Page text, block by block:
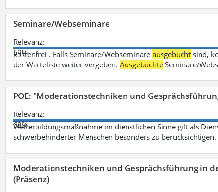
Seminare/Webseminare
Relevanz:
69%
kostenfrei . Falls Seminare/Webseminareausgebucht sind,
der Warteliste weiter vergeben.Ausgebuchte Seminare/
POE: "Moderationstechniken und
Relevanz:
68%
Weiterbildungsmaßnahme im dienstlichen Sinne gilt als
schwerbehinderter Menschen besonders zu berücksichtigen.
Moderationstechniken und Gesprächsführung in
(Präsenz)